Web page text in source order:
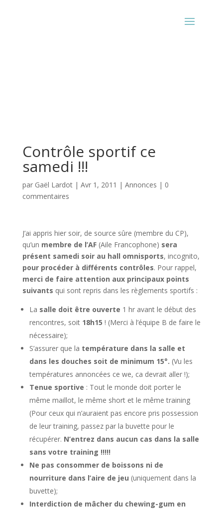
Contrôle sportif ce
samedi !!!
par Gaël Lardot| Avr 1, 2011 | Annonces | 0
commentaires
J’ai appris hier soir, de source sûre (membre du CP),
qu’un membre de l’AF(Aile Francophone) sera
présent samedi soir au hall omnisports, incognito,
pour procéder à différents contrôles. Pour rappel,
merci de faire attention aux principaux points
suivants qui sont repris dans les règlements sportifs :
La salle doit être ouverte 1 hr avant le début des
rencontres, soit 18h15 ! (Merci à l’équipe B de faire le
nécessaire);
S’assurer que la température dans la salle et
dans les douches soit de minimum 15°. (Vu les
températures annoncées ce we, ca devrait aller !);
Tenue sportive : Tout le monde doit porter le
même maillot, le même short et le même training
(Pour ceux qui n’auraient pas encore pris possession
de leur training, passez par la buvette pour le
récupérer. N’entrez dans aucun cas dans la salle
sans votre training !!!!!
Ne pas consommer de boissons ni de
nourriture dans l’aire de jeu (uniquement dans la
buvette);
Interdiction de mâcher du chewing-gum en